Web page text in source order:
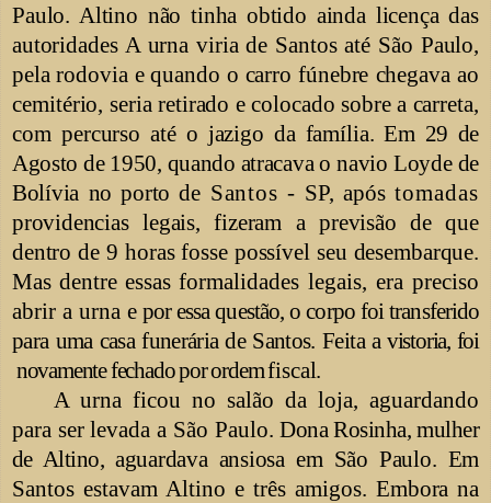
Paulo. Altino não tinha obtido ainda licença das
autoridades A urna viria de Santos até São Paulo,
pela rodovia e quando o carro fúnebre chegava ao
cemitério, seria retirado e colocado sobre a carreta,
com percursoaté o jazigo da família.Em 29 de
Agosto de 1950, quando atracava o navio Loyde de
Bolívia no portode Santos - SP, após tomadas
providencias legais, fizeram a previsão deque
dentro de 9 horas fosse possível seu desembarque.
Mas dentre essasformalidades legais, era preciso
abrir a urnae por essa questão, o corpo foi transferido
para uma casa funerária de Santos. Feitaa vistoria, foi
novamente fechado por ordemfiscal.
A urna ficou no salão da loja, aguardando
para ser levada a São Paulo. Dona Rosinha, mulher
de Altino, aguardava ansiosa em São Paulo. Em
Santos estavam Altino e três amigos. Embora na